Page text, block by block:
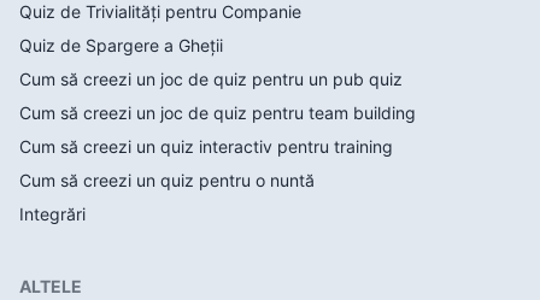
Quiz de Trivialități pentru Companie
Quiz de Spargere a Gheții
Cum să creezi un joc de quiz pentru un pub quiz
Cum să creezi un joc de quiz pentru team building
Cum să creezi un quiz interactiv pentru training
Cum să creezi un quiz pentru o nuntă
Integrări
ALTELE